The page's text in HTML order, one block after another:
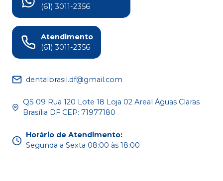
(61) 3011-2356
Atendimento
(61) 3011-2356
dentalbrasil.df@gmail.com
QS 09 Rua 120 Lote 18 Loja 02 Areal Águas Claras
Brasília DF CEP: 71977180
Horário de Atendimento:
Segunda a Sexta 08:00 às 18:00